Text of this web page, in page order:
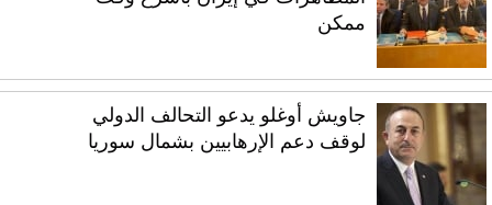
ممكن
جاويش أوغلو يدعو التحالف الدولي
لوقف دعم الإرهابيين بشمال سوريا